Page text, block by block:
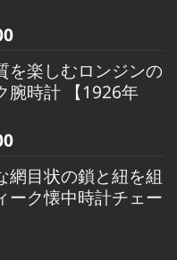
を楽しむロンジンの
腕時計 【1926年
網目状の鎖と紐を組
ーク懐中時計チェー